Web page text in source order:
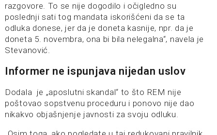
razgovore. To se nije dogodilo i očigledno su
poslednji sati tog mandata iskorišćeni da se ta
odluka donese, jer da je doneta kasnije, npr. da je
doneta 5. novembra, ona bi bila nelegalna“, navela je
Stevanović.
Informer ne ispunjava nijedan uslov
Dodala je „aposlutni skandal“ to što REM nije
poštovao sopstvenu proceduru i ponovo nije dao
nikakvo objašnjenje javnosti za svoju odluku.